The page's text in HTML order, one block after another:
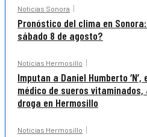
Noticias Sonora
Pronóstico del clima en
sábado 8 de agosto?
Noticias Hermosillo
Imputan a Daniel Humberto
médico de sueros
droga en Hermosillo
Noticias Hermosillo